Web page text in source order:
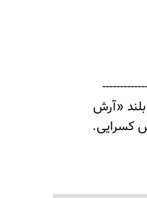
بلند «آرش
کسرایی.